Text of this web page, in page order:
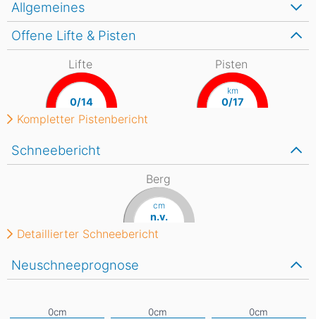
Allgemeines
Schneebericht
Berg
cm
n.v.
Detaillierter Schneebericht
Neuschneeprognose
Offene Lifte & Pisten
Lifte
0/14
Pisten
km
0/17
Kompletter Pistenbericht